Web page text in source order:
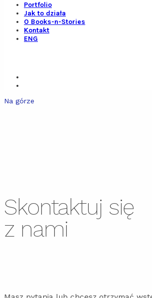
Portfolio
Jak to działa
O Books-n-Stories
Kontakt
ENG
Na górze
Skontaktuj się
z nami